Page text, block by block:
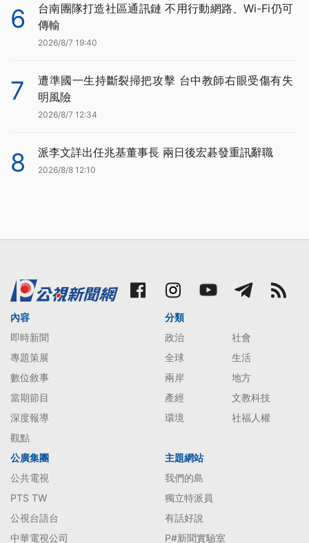
6
台南團隊打造社區通訊鏈 不用行動網路、Wi-Fi仍可
傳輸
2026/8/7 19:40
7
遭準國一生持斷裂掃把攻擊 台中教師右眼受傷有失
明風險
2026/8/7 12:34
8 派李文詳出任兆基董事長 兩日後宏碁發重訊辭職
2026/8/8 12:10
內容
即時新聞
專題策展
數位敘事
當期節目
深度報導
觀點
分類
政治
社會
全球
生活
兩岸
地方
產經
文教科技
環境
社福人權
公廣集團
公共電視
PTS TW
公視台語台
中華電視公司
主題網站
我們的島
獨立特派員
有話好說
P#新聞實驗室